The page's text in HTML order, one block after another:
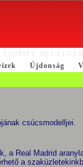
Újdonság
csúcsmodelljei.
a Real Madrid
a